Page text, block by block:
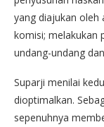
yang diajukan oleh
komisi; melakukan
undang-undang
Suparji menilai
dioptimalkan.
sepenuhnya